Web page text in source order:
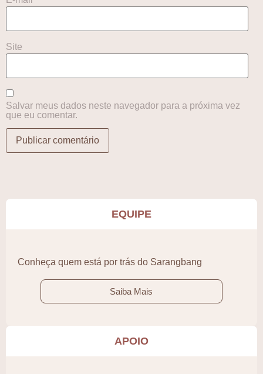
Site
Salvar meus dados neste navegador para a próxima vez
que eu comentar.
EQUIPE
Conheça quem está por trás do Sarangbang
Saiba Mais
APOIO